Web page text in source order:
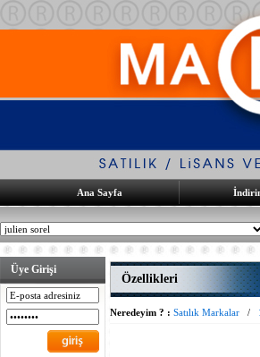
Ana Sayfa
Üye Girişi
Özellikleri
Neredeyim ? : Satılık Markalar /